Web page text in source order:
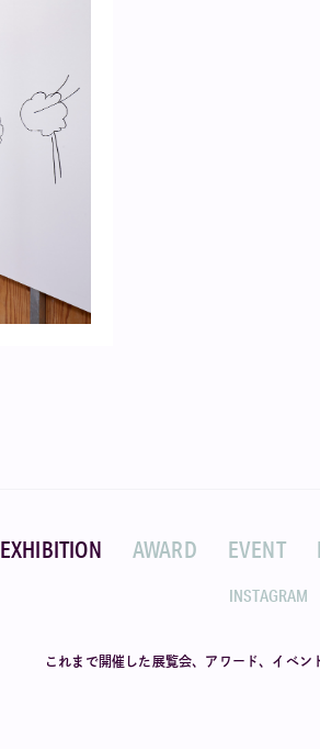
EXHIBITION AWARD EVENT
INSTAGRAM
これまで開催した展覧会、アワード、イベン